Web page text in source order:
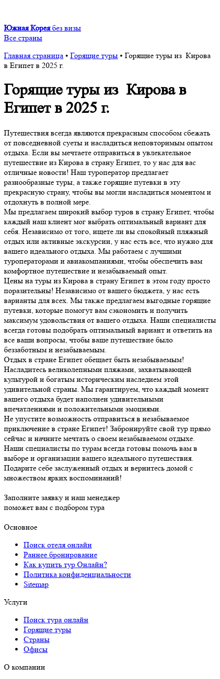
Южная Корея без визы
Все страны
Главная страница • Горящие туры • Горящие туры из Кирова
в Египет в 2025 г.
Горящие туры из Кирова в
Египет в 2025 г.
Путешествия всегда являются прекрасным способом сбежать
от повседневной суеты и насладиться неповторимым опытом
отдыха. Если вы мечтаете отправиться в увлекательное
путешествие из Кирова в страну Египет, то у нас для вас
отличные новости! Наш туроператор предлагает
разнообразные туры, а также горящие путевки в эту
прекрасную страну, чтобы вы могли насладиться моментом и
отдохнуть в полной мере.
Мы предлагаем широкий выбор туров в страну Египет, чтобы
каждый наш клиент мог выбрать оптимальный вариант для
себя. Независимо от того, ищете ли вы спокойный пляжный
отдых или активные экскурсии, у нас есть все, что нужно для
вашего идеального отдыха. Мы работаем с лучшими
туроператорами и авиакомпаниями, чтобы обеспечить вам
комфортное путешествие и незабываемый опыт.
Цены на туры из Кирова в страну Египет в этом году просто
поразительны! Независимо от вашего бюджета, у нас есть
варианты для всех. Мы также предлагаем выгодные горящие
путевки, которые помогут вам сэкономить и получить
максимум удовольствия от вашего отдыха. Наши специалисты
всегда готовы подобрать оптимальный вариант и ответить на
все ваши вопросы, чтобы ваше путешествие было
беззаботным и незабываемым.
Отдых в стране Египет обещает быть незабываемым!
Насладитесь великолепными пляжами, захватывающей
культурой и богатым историческим наследием этой
удивительной страны. Мы гарантируем, что каждый момент
вашего отдыха будет наполнен удивительными
впечатлениями и положительными эмоциями.
Не упустите возможность отправиться в незабываемое
приключение в стране Египет! Забронируйте свой тур прямо
сейчас и начните мечтать о своем незабываемом отдыхе.
Наши специалисты по турам всегда готовы помочь вам в
выборе и организации вашего идеального путешествия.
Подарите себе заслуженный отдых и вернитесь домой с
множеством ярких воспоминаний!
Заполните заявку и наш менеджер
поможет вам с подбором тура
Основное
Поиск отеля онлайн
Раннее бронирование
Как купить тур Онлайн?
Политика конфиденциальности
Sitemap
Услуги
Поиск тура онлайн
Горящие туры
Страны
Офисы
О компании